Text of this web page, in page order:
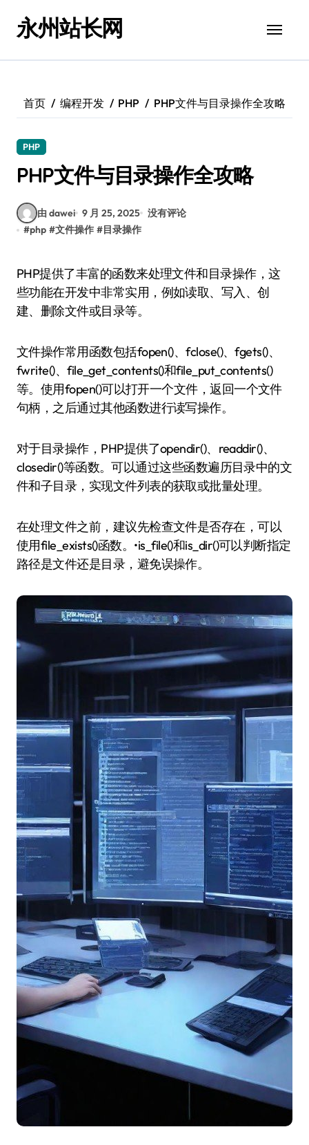
永州站长网
首页 编程开发 PHP PHP文件与目录操作全攻略
PHP
PHP文件与目录操作全攻略
由 dawei 9 月 25, 2025 没有评论
#php #文件操作 #目录操作
PHP提供了丰富的函数来处理文件和目录操作，这
些功能在开发中非常实用，例如读取、写入、创
建、删除文件或目录等。
文件操作常用函数包括fopen()、fclose()、fgets()、
fwrite()、file_get_contents()和file_put_contents()
等。使用fopen()可以打开一个文件，返回一个文件
句柄，之后通过其他函数进行读写操作。
对于目录操作，PHP提供了opendir()、readdir()、
closedir()等函数。可以通过这些函数遍历目录中的文
件和子目录，实现文件列表的获取或批量处理。
在处理文件之前，建议先检查文件是否存在，可以
使用file_exists()函数。•is_file()和is_dir()可以判断指定
路径是文件还是目录，避免误操作。